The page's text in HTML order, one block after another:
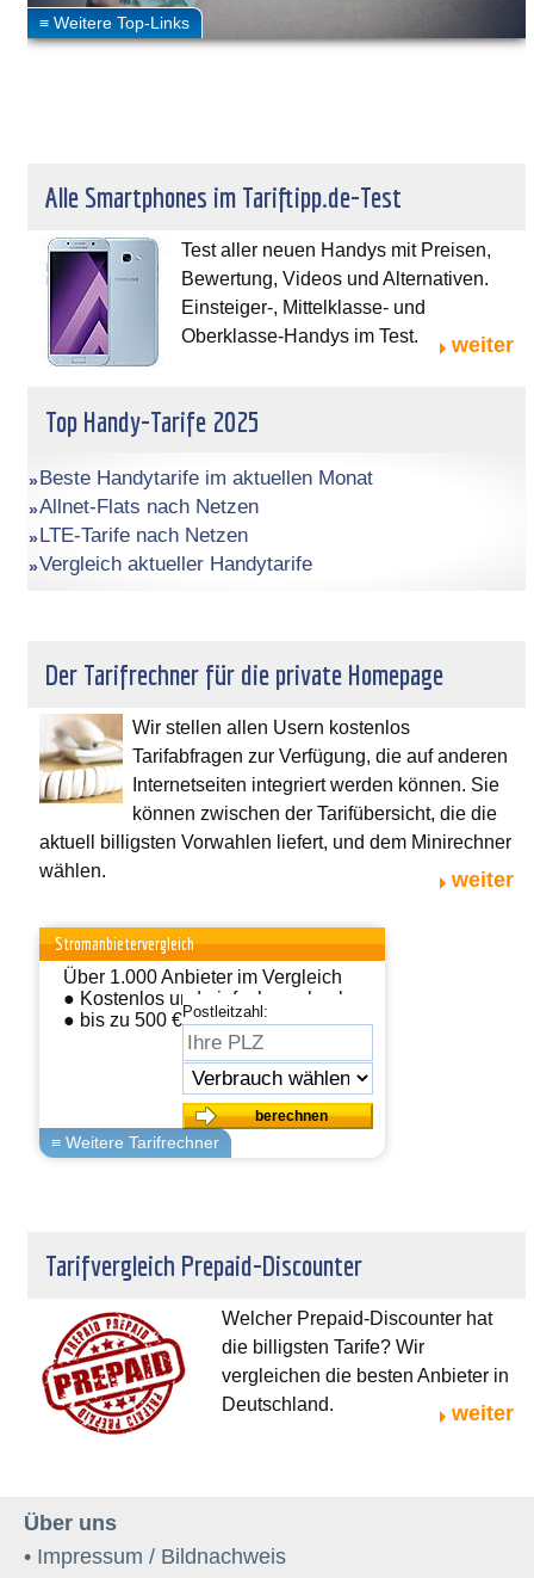
Alle Smartphones im Tariftipp.de-Test
Test aller neuen Handys mit Preisen,
Bewertung, Videos und Alternativen.
Einsteiger-, Mittelklasse- und
Oberklasse-Handys im Test.
weiter
Top Handy-Tarife 2025
Beste Handytarife im aktuellen Monat
Allnet-Flats nach Netzen
LTE-Tarife nach Netzen
Vergleich aktueller Handytarife
Der Tarifrechner für die private Homepage
Wir stellen allen Usern kostenlos
Tarifabfragen zur Verfügung, die auf anderen
Internetseiten integriert werden können. Sie
können zwischen der Tarifübersicht, die die
aktuell billigsten Vorwahlen liefert, und dem Minirechner
wählen.
weiter
Stromanbietervergleich
Über 1.000 Anbieter im Vergleich
● Kostenlos und einfach wechseln
● bis zu 500 € sparen
Postleitzahl:
Tarifvergleich Prepaid-Discounter
Welcher Prepaid-Discounter hat
die billigsten Tarife? Wir
vergleichen die besten Anbieter in
Deutschland.
weiter
Über uns
• Impressum / Bildnachweis